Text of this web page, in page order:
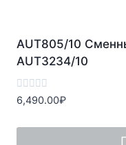
AUT805/10
AUT3234/10
Оценка
0
5
6,490.00₽